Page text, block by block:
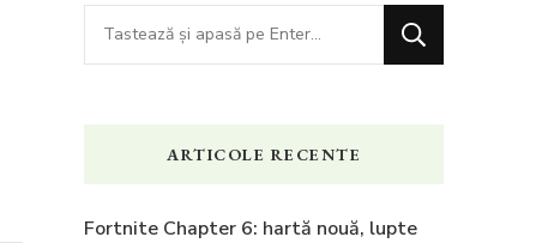
Cauți
ceva?
ARTICOLE RECENTE
Fortnite Chapter 6: hartă nouă, lupte